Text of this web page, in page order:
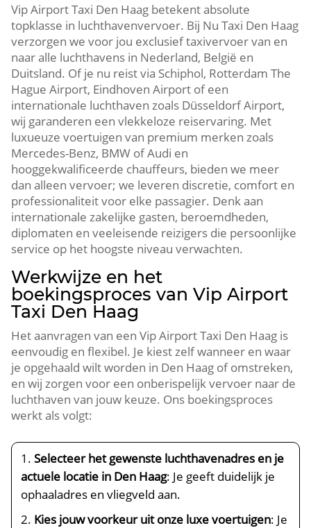
Vip Airport Taxi Den Haag betekent absolute
topklasse in luchthavenvervoer. Bij Nu Taxi Den Haag
verzorgen we voor jou exclusief taxivervoer van en
naar alle luchthavens in Nederland, België en
Duitsland. Of je nu reist via Schiphol, Rotterdam The
Hague Airport, Eindhoven Airport of een
internationale luchthaven zoals Düsseldorf Airport,
wij garanderen een vlekkeloze reiservaring. Met
luxueuze voertuigen van premium merken zoals
Mercedes-Benz, BMW of Audi en
hooggekwalificeerde chauffeurs, bieden we meer
dan alleen vervoer; we leveren discretie, comfort en
professionaliteit voor elke passagier. Denk aan
internationale zakelijke gasten, beroemdheden,
diplomaten en veeleisende reizigers die persoonlijke
service op het hoogste niveau verwachten.
Werkwijze en het
boekingsproces van Vip Airport
Taxi Den Haag
Het aanvragen van een Vip Airport Taxi Den Haag is
eenvoudig en flexibel. Je kiest zelf wanneer en waar
je opgehaald wilt worden in Den Haag of omstreken,
en wij zorgen voor een onberispelijk vervoer naar de
luchthaven van jouw keuze. Ons boekingsproces
werkt als volgt:
Selecteer het gewenste luchthavenadres en je
actuele locatie in Den Haag: Je geeft duidelijk je
ophaaladres en vliegveld aan.
Kies jouw voorkeur uit onze luxe voertuigen: Je